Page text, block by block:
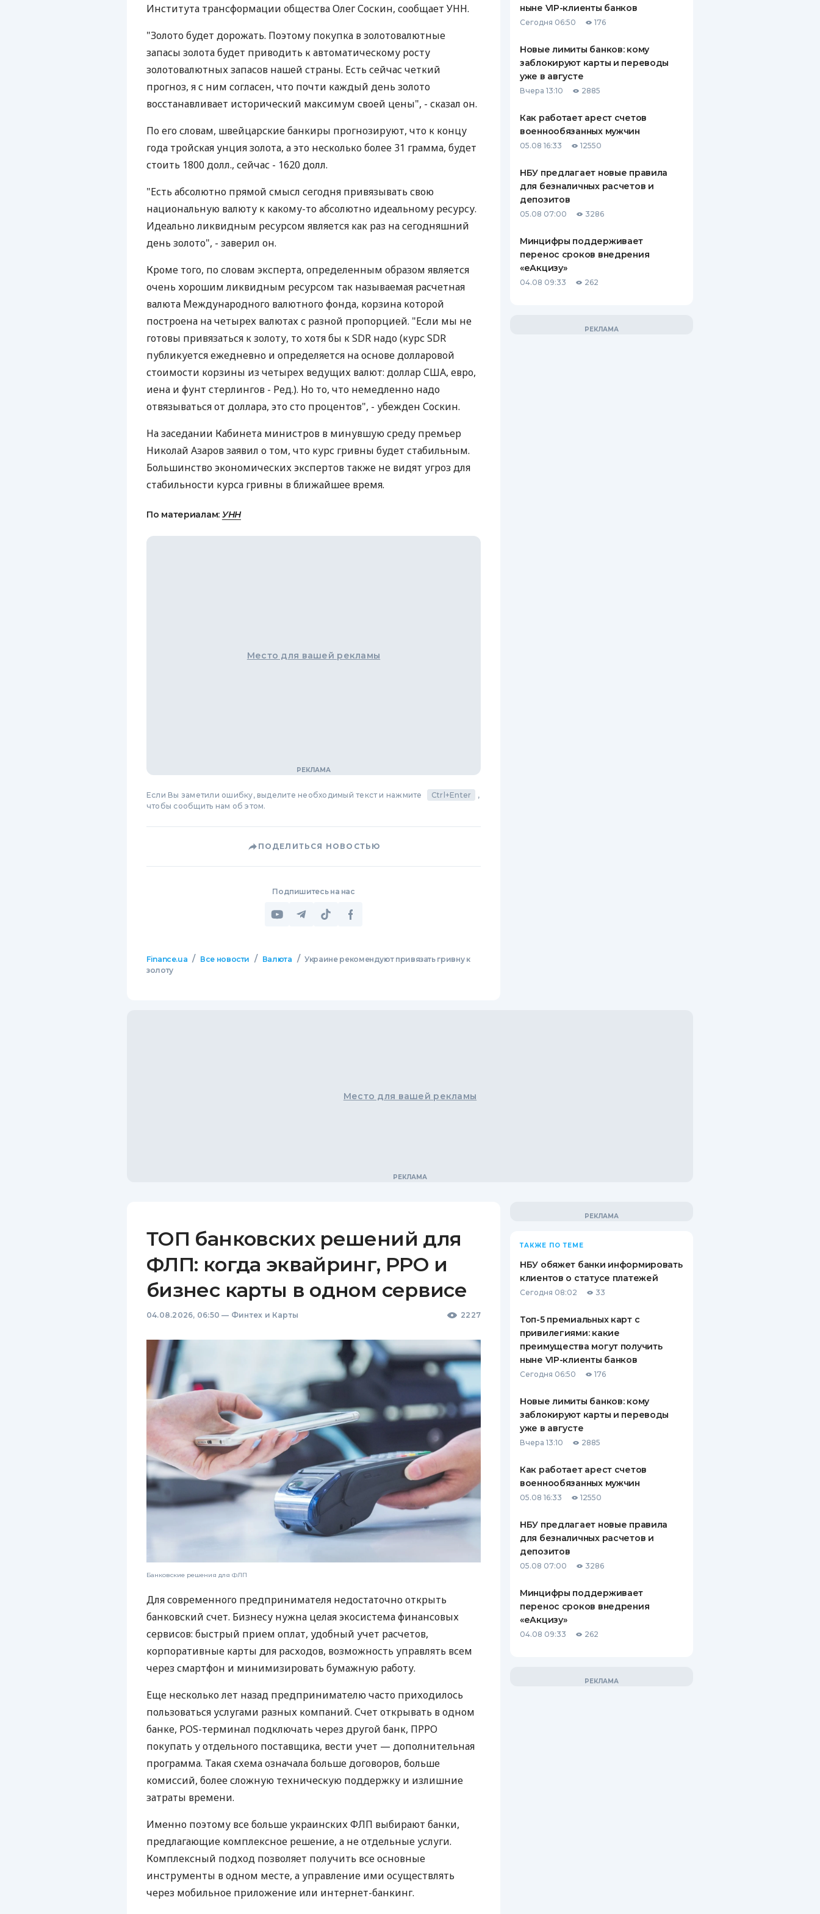
ПУТЕВОДИТЕЛИ ПО
БАНКОВСКИМ КАРТАМ
ПУТЕВОДИТЕЛИ ПО
ВСЕ СТРАХОВЫЕ ПОЛИСЫ
СТРАХОВЫЕ КОМПАНИИ
КОМПАНИЯХ
Института трансформации общества Олег Соскин, сообщает УНН.
"Золото будет дорожать. Поэтому покупка в золотовалютные
запасы золота будет приводить к автоматическому росту
золотовалютных запасов нашей страны. Есть сейчас четкий
прогноз, я с ним согласен, что почти каждый день золото
восстанавливает исторический максимум своей цены", - сказал он.
По его словам, швейцарские банкиры прогнозируют, что к концу
года тройская унция золота, а это несколько более 31 грамма, будет
стоить 1800 долл., сейчас - 1620 долл.
"Есть абсолютно прямой смысл сегодня привязывать свою
национальную валюту к какому-то абсолютно идеальному ресурсу.
Идеально ликвидным ресурсом является как раз на сегодняшний
день золото", - заверил он.
Кроме того, по словам эксперта, определенным образом является
очень хорошим ликвидным ресурсом так называемая расчетная
валюта Международного валютного фонда, корзина которой
построена на четырех валютах с разной пропорцией. "Если мы не
готовы привязаться к золоту, то хотя бы к SDR надо (курс SDR
публикуется ежедневно и определяется на основе долларовой
стоимости корзины из четырех ведущих валют: доллар США, евро,
иена и фунт стерлингов - Ред.). Но то, что немедленно надо
отвязываться от доллара, это сто процентов", - убежден Соскин.
На заседании Кабинета министров в минувшую среду премьер
Николай Азаров заявил о том, что курс гривны будет стабильным.
Большинство экономических экспертов также не видят угроз для
стабильности курса гривны в ближайшее время.
По материалам: УНН
Место для вашей рекламы
Если Вы заметили ошибку, выделите необходимый текст и нажмите Ctrl+Enter
,
чтобы сообщить нам об этом.
ПОДЕЛИТЬСЯ НОВОСТЬЮ
Подпишитесь на нас
Finance.ua / Все новости / Валюта / Украине рекомендуют привязать гривну к
золоту
ныне VIP-клиенты банков
Сегодня 06:50 176
Новые лимиты банков: кому
заблокируют карты и переводы
уже в августе
Вчера 13:10 2885
Как работает арест счетов
военнообязанных мужчин
05.08 16:33 12550
НБУ предлагает новые правила
для безналичных расчетов и
депозитов
05.08 07:00 3286
Минцифры поддерживает
перенос сроков внедрения
«еАкцизу»
04.08 09:33 262
Место для вашей рекламы
ТОП банковских решений для
ФЛП: когда эквайринг, РРО и
бизнес карты в одном сервисе
04.08.2026, 06:50 — Финтех и Карты 2227
Банковские решения для ФЛП
Для современного предпринимателя недостаточно открыть
банковский счет. Бизнесу нужна целая экосистема финансовых
сервисов: быстрый прием оплат, удобный учет расчетов,
корпоративные карты для расходов, возможность управлять всем
через смартфон и минимизировать бумажную работу.
Еще несколько лет назад предпринимателю часто приходилось
пользоваться услугами разных компаний. Счет открывать в одном
банке, POS-терминал подключать через другой банк, ПРРО
покупать у отдельного поставщика, вести учет — дополнительная
программа. Такая схема означала больше договоров, больше
комиссий, более сложную техническую поддержку и излишние
затраты времени.
Именно поэтому все больше украинских ФЛП выбирают банки,
предлагающие комплексное решение, а не отдельные услуги.
Комплексный подход позволяет получить все основные
инструменты в одном месте, а управление ими осуществлять
через мобильное приложение или интернет-банкинг.
ТАКЖЕ ПО ТЕМЕ
НБУ обяжет банки информировать
клиентов о статусе платежей
Сегодня 08:02 33
Топ-5 премиальных карт с
привилегиями: какие
преимущества могут получить
ныне VIP-клиенты банков
Сегодня 06:50 176
Новые лимиты банков: кому
заблокируют карты и переводы
уже в августе
Вчера 13:10 2885
Как работает арест счетов
военнообязанных мужчин
05.08 16:33 12550
НБУ предлагает новые правила
для безналичных расчетов и
депозитов
05.08 07:00 3286
Минцифры поддерживает
перенос сроков внедрения
«еАкцизу»
04.08 09:33 262